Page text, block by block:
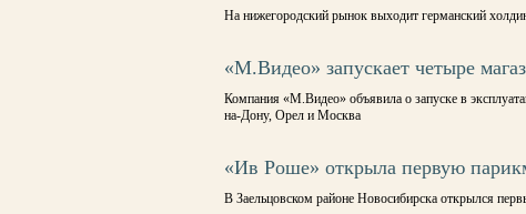
На нижегородский рынок выходит германский
«М.Видео» запускает четыре
Компания «М.Видео» объявила о запуске в
на-Дону, Орел и Москва
«Ив Роше» открыла первую
В Заельцовском районе Новосибирска открылся